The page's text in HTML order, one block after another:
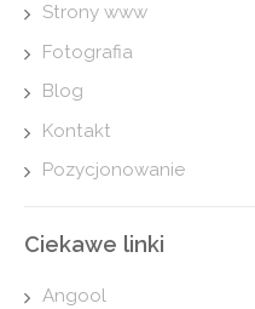
Strony www
Fotografia
Blog
Kontakt
Pozycjonowanie
Ciekawe linki
Angool